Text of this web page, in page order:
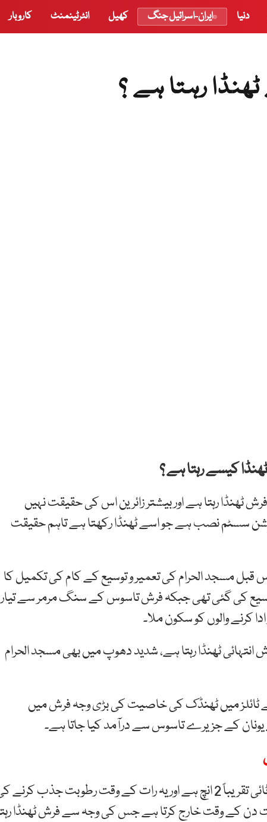
دنیا ایران-اسرائیل جنگ کھیل انٹرٹینمنٹ کاروبار
رہتا ہے ؟
کیسے رہتا ہے ؟
ٹھنڈا رہتا ہے اور بیشتر زائرین اس کی حقیقت نہیں
سسٹم نصب ہے جو اسے ٹھنڈا رکھتا ہے تاہم حقیقت
عرب کے شاہ خالد بن عبدالعزیز نے تقریباً 48 برس قبل مسجد الحرام کی تعمیر و توسیع کے کام کی تکمیل کا
کی گئی تھی جبکہ فرش تاسوس کے سنگ مرمر سے تیار
کرنے والوں کو سکون ملا۔
ٹھنڈا رہتا ہے، شدید دھوپ میں بھی مسجد الحرام
ٹائلز میں ٹھنڈک کی خاصیت کی بڑی وجہ فرش میں
کے جزیرے تاسوس سے درآمد کیا جاتا ہے۔
رپورٹ کے مطابق منفرد قسم کے اس سنگ مرمر کی موٹائی تقریباً 2 انچ ہے اور یہ رات کے وقت رطوبت جذب
کے وقت خارج کرتا ہے جس کی وجہ سے فرش ٹھنڈا